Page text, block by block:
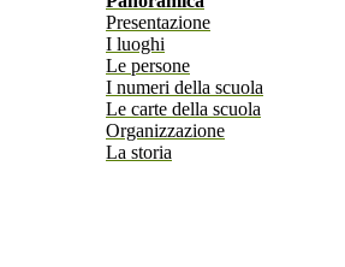
Presentazione
I luoghi
Le persone
I numeri della scuola
Le carte della scuola
Organizzazione
La storia